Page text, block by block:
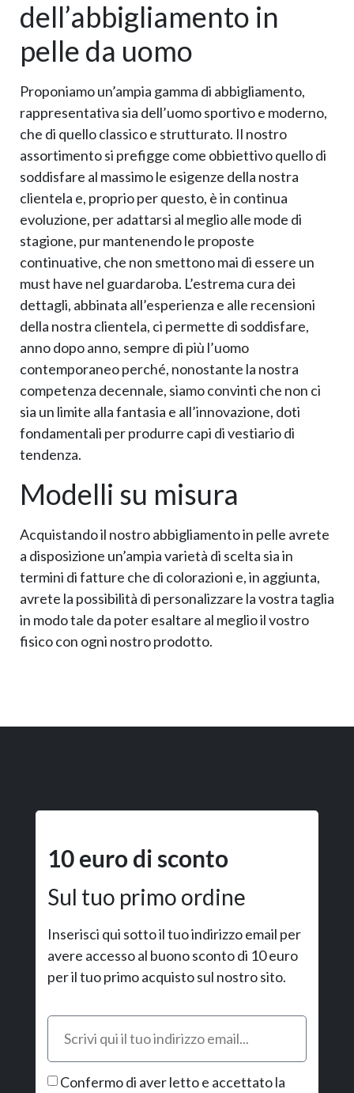
dell’abbigliamento in
pelle da uomo
Proponiamo un’ampia gamma di abbigliamento,
rappresentativa sia dell’uomo sportivo e moderno,
che di quello classico e strutturato. Il nostro
assortimento si prefigge come obbiettivo quello di
soddisfare al massimo le esigenze della nostra
clientela e, proprio per questo, è in continua
evoluzione, per adattarsi al meglio alle mode di
stagione, pur mantenendo le proposte
continuative, che non smettono mai di essere un
must have nel guardaroba. L’estrema cura dei
dettagli, abbinata all’esperienza e alle recensioni
della nostra clientela, ci permette di soddisfare,
anno dopo anno, sempre di più l’uomo
contemporaneo perché, nonostante la nostra
competenza decennale, siamo convinti che non ci
sia un limite alla fantasia e all’innovazione, doti
fondamentali per produrre capi di vestiario di
tendenza.
Modelli su misura
Acquistando il nostro abbigliamento in pelle avrete
a disposizione un’ampia varietà di scelta sia in
termini di fatture che di colorazioni e, in aggiunta,
avrete la possibilità di personalizzare la vostra taglia
in modo tale da poter esaltare al meglio il vostro
fisico con ogni nostro prodotto.
10 euro di sconto
Sul tuo primo ordine
Inserisci qui sotto il tuo indirizzo email per
avere accesso al buono sconto di 10 euro
per il tuo primo acquisto sul nostro sito.
Confermo di aver letto e accettato la